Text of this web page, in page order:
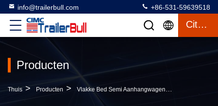
info@trailerbull.com +86-531-59639518
Citaat
Producten
Thuis > Producten > Vlakke Bed Semi Aanhangwagen >